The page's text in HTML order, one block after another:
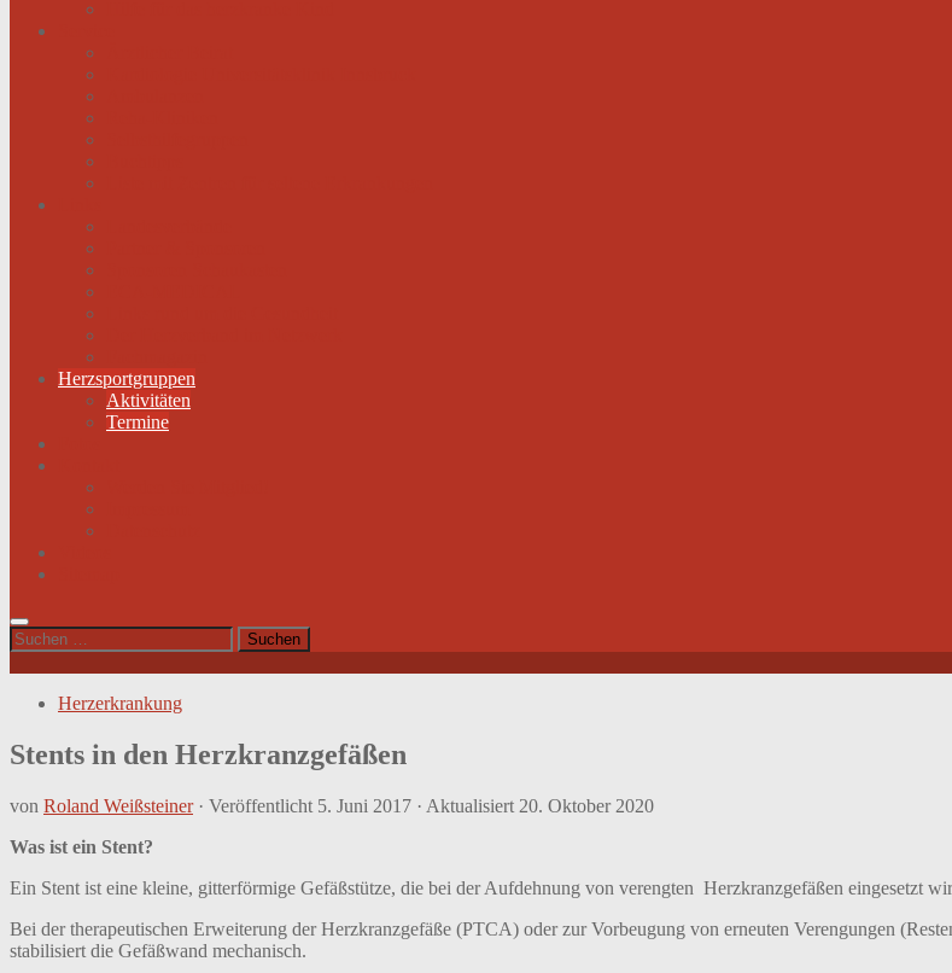
Herzsportgruppen
Aktivitäten
Termine
Suchen
nach:
Herzerkrankung
Stents in den Herzkranzgefäßen
von Roland Weißsteiner · Veröffentlicht 5. Juni 2017 · Aktualisiert 20. Oktober 2020
Was ist ein Stent?
Ein Stent ist eine kleine, gitterförmige Gefäßstütze, die bei der Aufdehnung von verengten Herzkranzgefäßen eingesetzt
Bei der therapeutischen Erweiterung der Herzkranzgefäße (PTCA) oder zur Vorbeugung von erneuten Verengungen
stabilisiert die Gefäßwand mechanisch.